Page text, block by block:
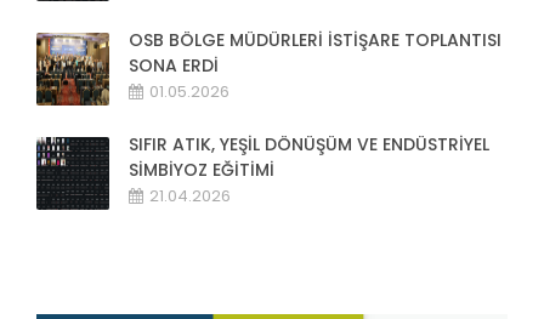
OSB BÖLGE MÜDÜRLERİ İSTİŞARE TOPLANTISI
SONA ERDİ
01.05.2026
SIFIR ATIK, YEŞİL DÖNÜŞÜM VE ENDÜSTRİYEL
SİMBİYOZ EĞİTİMİ
21.04.2026